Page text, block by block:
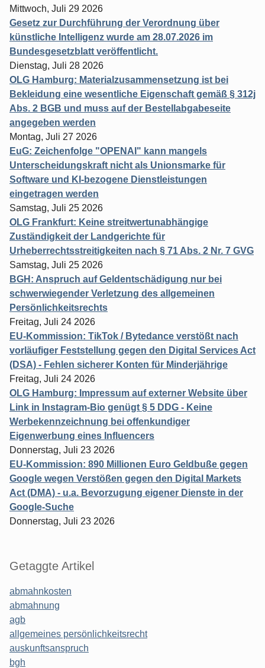
Mittwoch, Juli 29 2026
Gesetz zur Durchführung der Verordnung über
künstliche Intelligenz wurde am 28.07.2026 im
Bundesgesetzblatt veröffentlicht.
Dienstag, Juli 28 2026
OLG Hamburg: Materialzusammensetzung ist bei
Bekleidung eine wesentliche Eigenschaft gemäß § 312j
Abs. 2 BGB und muss auf der Bestellabgabeseite
angegeben werden
Montag, Juli 27 2026
EuG: Zeichenfolge "OPENAI" kann mangels
Unterscheidungskraft nicht als Unionsmarke für
Software und KI-bezogene Dienstleistungen
eingetragen werden
Samstag, Juli 25 2026
OLG Frankfurt: Keine streitwertunabhängige
Zuständigkeit der Landgerichte für
Urheberrechtsstreitigkeiten nach § 71 Abs. 2 Nr. 7 GVG
Samstag, Juli 25 2026
BGH: Anspruch auf Geldentschädigung nur bei
schwerwiegender Verletzung des allgemeinen
Persönlichkeitsrechts
Freitag, Juli 24 2026
EU-Kommission: TikTok / Bytedance verstößt nach
vorläufiger Feststellung gegen den Digital Services Act
(DSA) - Fehlen sicherer Konten für Minderjährige
Freitag, Juli 24 2026
OLG Hamburg: Impressum auf externer Website über
Link in Instagram-Bio genügt § 5 DDG - Keine
Werbekennzeichnung bei offenkundiger
Eigenwerbung eines Influencers
Donnerstag, Juli 23 2026
EU-Kommission: 890 Millionen Euro Geldbuße gegen
Google wegen Verstößen gegen den Digital Markets
Act (DMA) - u.a. Bevorzugung eigener Dienste in der
Google-Suche
Donnerstag, Juli 23 2026
Getaggte Artikel
abmahnkosten
abmahnung
agb
allgemeines persönlichkeitsrecht
auskunftsanspruch
bgh